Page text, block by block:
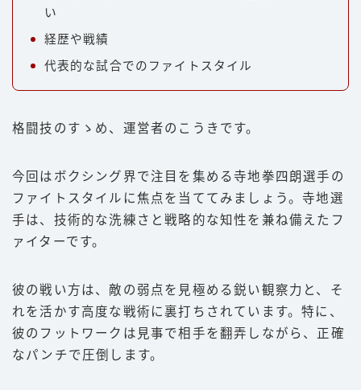
選手
朝倉未来
井上尚弥
那須川天心
ファイトスタイル
豆知識
階級
PFP
減量
い
経歴や戦績
代表的な試合でのファイトスタイル
格闘技のすゝめ、運営者のこうきです。
今回はボクシング界で注目を集める寺地拳四朗選手の
ファイトスタイルに焦点を当ててみましょう。寺地選
手は、技術的な洗練さと戦略的な知性を兼ね備えたフ
ァイターです。
彼の戦い方は、敵の弱点を見極める鋭い観察力と、そ
れを活かす高度な戦術に裏打ちされています。特に、
彼のフットワークは見事で相手を翻弄しながら、正確
なパンチで圧倒します。